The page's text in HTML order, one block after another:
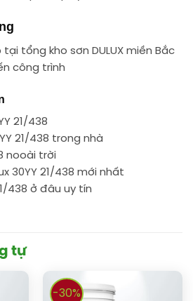
tổng kho sơn DULUX miền Bắc
công trình
21/438
21/438 trong nhà
nooài trời
30YY 21/438 mới nhất
438 ở đâu uy tín
tự
-30%